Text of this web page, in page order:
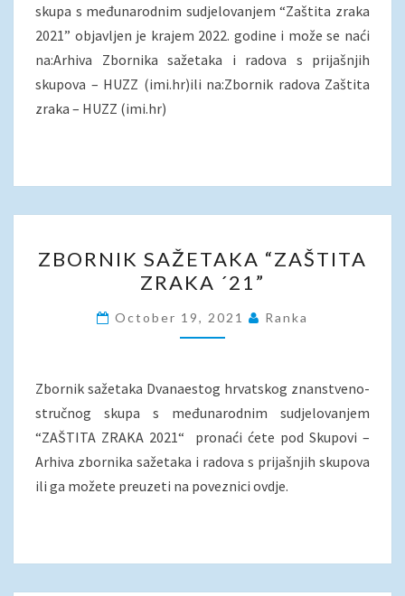
skupa s međunarodnim sudjelovanjem “Zaštita zraka
2021” objavljen je krajem 2022. godine i može se naći
na:Arhiva Zbornika sažetaka i radova s prijašnjih
skupova – HUZZ (imi.hr)ili na:Zbornik radova Zaštita
zraka – HUZZ (imi.hr)
SAŽETAKA
“ZAŠTITA
ZRAKA
´21”
ZBORNIK SAŽETAKA “ZAŠTITA
ZRAKA ´21”
October 19, 2021 Ranka
Zbornik sažetaka Dvanaestog hrvatskog znanstveno-
stručnog skupa s međunarodnim sudjelovanjem
“ZAŠTITA ZRAKA 2021“ pronaći ćete pod Skupovi –
Arhiva zbornika sažetaka i radova s prijašnjih skupova
ili ga možete preuzeti na poveznici ovdje.